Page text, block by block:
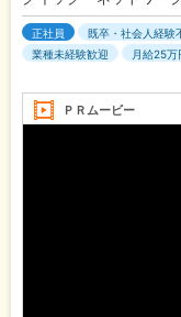
正社員 既卒・社会人経験
業種未経験歓迎
月給25万
ＰＲムービー